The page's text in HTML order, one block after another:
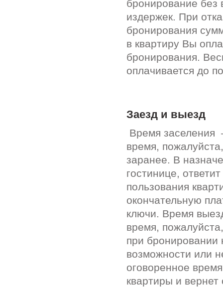
бронирование без
издержек. При
бронирования
в квартиру Вы
бронирования.
оплачивается до
Заезд и выезд
Время заселения
время,
заранее. В
гостинице,
пользования
окончательную
ключи. Время
время,
при
возможности или
оговоренное
квартиры и вернет